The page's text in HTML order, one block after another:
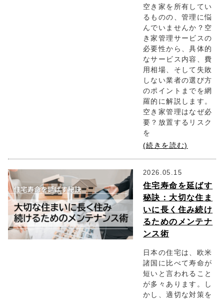
空き家を所有してい
るものの、管理に悩
んでいませんか？空
き家管理サービスの
必要性から、具体的
なサービス内容、費
用相場、そして失敗
しない業者の選び方
のポイントまでを網
羅的に解説します。
空き家管理はなぜ必
要？放置するリスク
を
(続きを読む)
2026.05.15
住宅寿命を延ばす
秘訣：大切な住ま
いに長く住み続け
るためのメンテナ
ンス術
日本の住宅は、欧米
諸国に比べて寿命が
短いと言われること
が多々あります。し
かし、適切な対策を